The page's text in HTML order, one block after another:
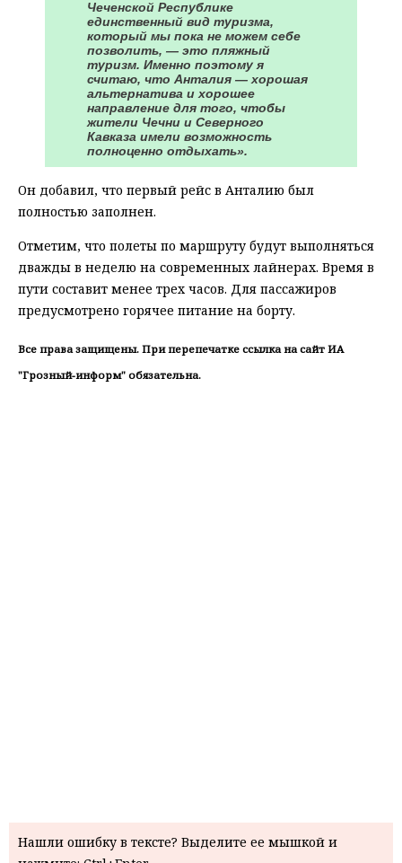
Чеченской Республике
единственный вид туризма,
который мы пока не можем себе
позволить, — это пляжный
туризм. Именно поэтому я
считаю, что Анталия — хорошая
альтернатива и хорошее
направление для того, чтобы
жители Чечни и Северного
Кавказа имели возможность
полноценно отдыхать».
Он добавил, что первый рейс в Анталию был
полностью заполнен.
Отметим, что полеты по маршруту будут выполняться
дважды в неделю на современных лайнерах. Время в
пути составит менее трех часов. Для пассажиров
предусмотрено горячее питание на борту.
Все права защищены. При перепечатке ссылка на сайт ИА
"Грозный-информ" обязательна.
Нашли ошибку в тексте? Выделите ее мышкой и